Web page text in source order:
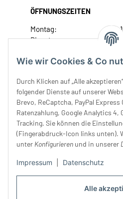
Alle
Wie wir Cookies & Co
Durch Klicken auf „Alle
folgender Dienste auf unserer
Brevo, ReCaptcha, PayPal
Ratenzahlung, Google Analytics 4,
Tracking. Sie können die
(Fingerabdruck-Icon links unten).
unter Konfigurieren und in unserer
Impressum Datenschutz
ÖFFNUNGSZEITEN
Montag:
Dienstag:
Donnerstag:
Samstag:
Unser Service
Rechtliches